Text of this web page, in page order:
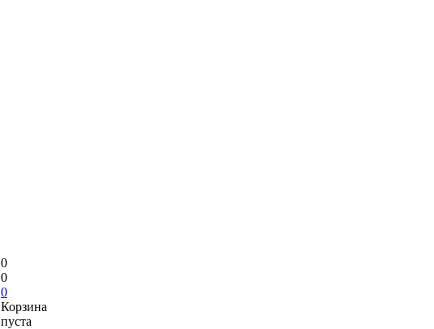
0
0
0
Корзина
пуста